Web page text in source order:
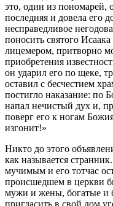
это, один из пономарей,
последняя и довела его
несправедливое
поносить святого
лицемером, притворно
приобретения
он ударил его по щеке,
оставил с бесчестием
постигло наказание:
напал нечистый дух и,
поверг его к ногам
изгонит!»
Никто до этого
как называется
мучимым и его тотчас
происшедшем в церкви
мужи и жены, богатые и
пригласить в свой дом